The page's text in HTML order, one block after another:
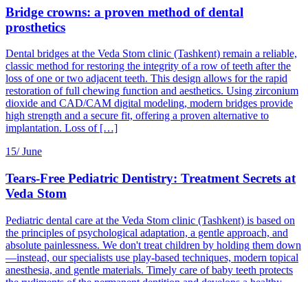
Bridge crowns: a proven method of dental
prosthetics
Dental bridges at the Veda Stom clinic (Tashkent) remain a reliable,
classic method for restoring the integrity of a row of teeth after the
loss of one or two adjacent teeth. This design allows for the rapid
restoration of full chewing function and aesthetics. Using zirconium
dioxide and CAD/CAM digital modeling, modern bridges provide
high strength and a secure fit, offering a proven alternative to
implantation. Loss of […]
15/ June
Tears-Free Pediatric Dentistry: Treatment Secrets at
Veda Stom
Pediatric dental care at the Veda Stom clinic (Tashkent) is based on
the principles of psychological adaptation, a gentle approach, and
absolute painlessness. We don't treat children by holding them down
—instead, our specialists use play-based techniques, modern topical
anesthesia, and gentle materials. Timely care of baby teeth protects